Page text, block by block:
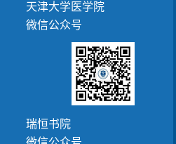
天津大学医学院
微信公众号
瑞恒书院